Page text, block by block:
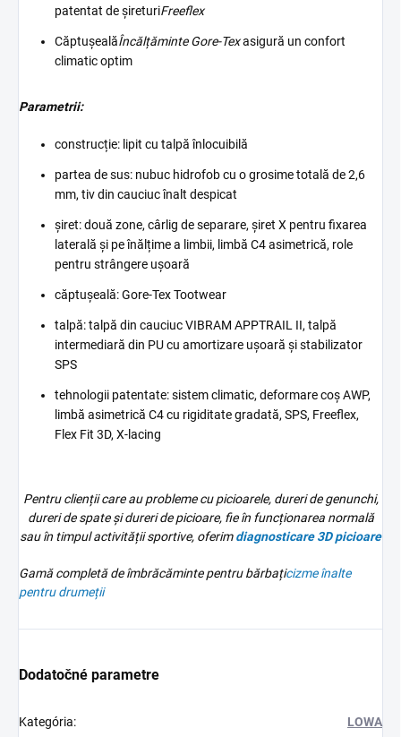
patentat de șireturiFreeflex
CăptușealăÎncălțăminte Gore-Texasigură un confort
climatic optim
Parametrii:
construcție: lipit cu talpă înlocuibilă
partea de sus: nubuc hidrofob cu o grosime totală de 2,6
mm, tiv din cauciuc înalt despicat
șiret: două zone, cârlig de separare, șiret X pentru fixarea
laterală și pe înălțime a limbii, limbă C4 asimetrică, role
pentru strângere ușoară
căptușeală: Gore-Tex Tootwear
talpă: talpă din cauciuc VIBRAM APPTRAIL II, talpă
intermediară din PU cu amortizare ușoară și stabilizator
SPS
tehnologii patentate: sistem climatic, deformare coș AWP,
limbă asimetrică C4 cu rigiditate gradată, SPS, Freeflex,
Flex Fit 3D, X-lacing
Pentru clienții care au probleme cu picioarele, dureri de genunchi,
dureri de spate și dureri de picioare, fie în funcționarea normală
sau în timpul activității sportive, oferimdiagnosticare 3Dpicioare
Gamă completă de îmbrăcăminte pentru bărbațicizme înalte
pentru drumeții
Dodatočné parametre
Kategória: LOWA